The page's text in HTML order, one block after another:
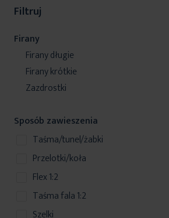
Filtruj
Firany
Firany długie
Firany krótkie
Zazdrostki
Sposób zawieszenia
taśma/tunel/żabki
przelotki/koła
Flex 1:2
Taśma fala 1:2
szelki